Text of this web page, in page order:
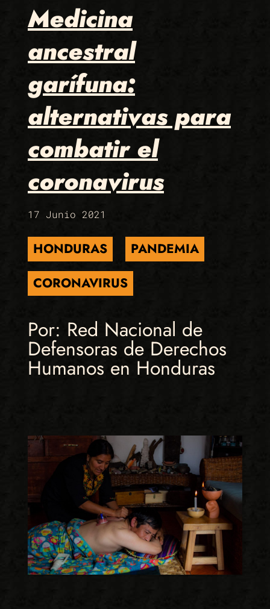
Medicina
ancestral
garífuna:
alternativas para
combatir el
coronavirus
17 Junio 2021
HONDURAS
PANDEMIA
CORONAVIRUS
Por: Red Nacional de
Defensoras de Derechos
Humanos en Honduras